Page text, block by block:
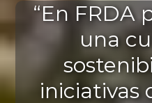
“En FRDA
una
iniciativas